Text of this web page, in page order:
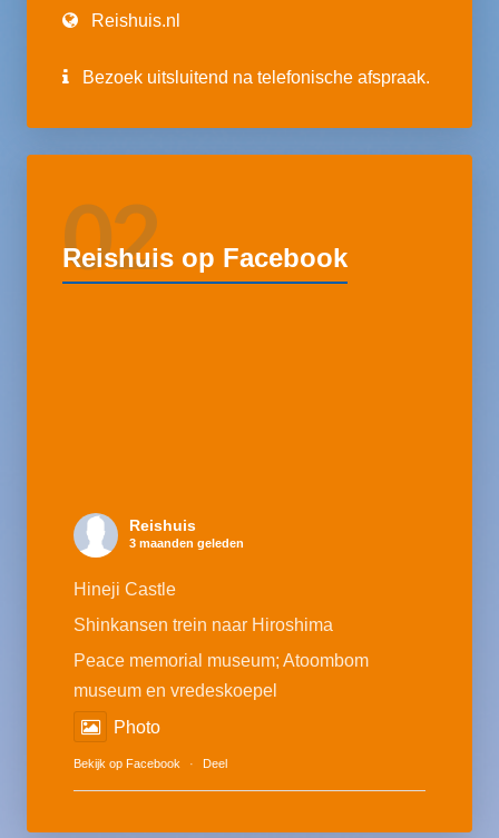
Reishuis.nl
Bezoek uitsluitend na telefonische afspraak.
02
Reishuis op Facebook
Reishuis
3 maanden geleden
Hineji Castle
Shinkansen trein naar Hiroshima
Peace memorial museum; Atoombom
museum en vredeskoepel
Photo
Bekijk op Facebook · Deel